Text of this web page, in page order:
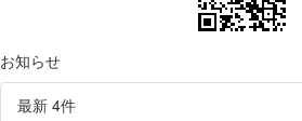
お知らせ
最新 4件